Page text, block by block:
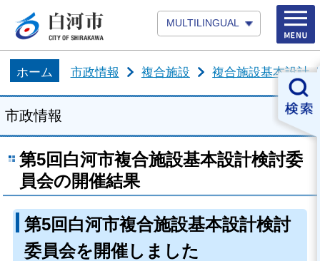
MULTILINGUAL
ホーム 市政情報 複合施設 複合施設基本設計
市政情報
第5回白河市複合施設基本設計検討委
員会の開催結果
第5回白河市複合施設基本設計検討
委員会を開催しました